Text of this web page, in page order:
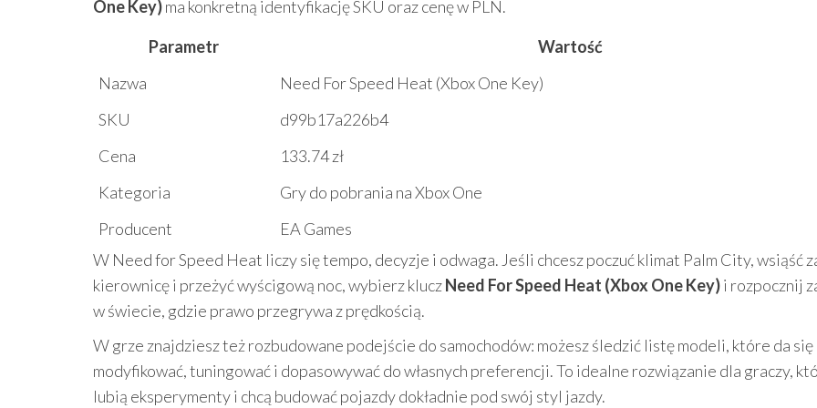
One Key)ma konkretną identyfikację SKU oraz cenę w PLN.
Parametr
Wartość
Nazwa
Need For Speed Heat (Xbox One Key)
SKU
d99b17a226b4
Cena
133.74 zł
Kategoria
Gry do pobrania na Xbox One
Producent
EA Games
W Need for Speed Heat liczy się tempo, decyzje i odwaga. Jeśli chcesz poczuć klimat Palm City, wsiąść
kierownicę i przeżyć wyścigową noc, wybierz kluczNeed For Speed Heat (Xbox One Key)i rozpocznij
w świecie, gdzie prawo przegrywa z prędkością.
W grze znajdziesz też rozbudowane podejście do samochodów: możesz śledzić listę modeli, które da się
modyfikować, tuningować i dopasowywać do własnych preferencji. To idealne rozwiązanie dla graczy,
lubią eksperymenty i chcą budować pojazdy dokładnie pod swój styl jazdy.